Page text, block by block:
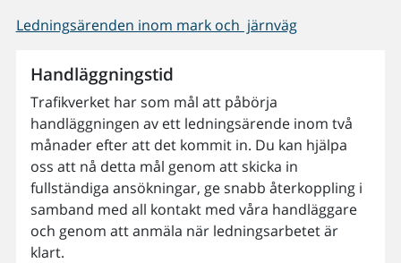
Ledningsärenden inom mark och järnväg
Handläggningstid
Trafikverket har som mål att påbörja
handläggningen av ett ledningsärende inom två
månader efter att det kommit in. Du kan hjälpa
oss att nå detta mål genom att skicka in
fullständiga ansökningar, ge snabb återkoppling i
samband med all kontakt med våra handläggare
och genom att anmäla när ledningsarbetet är
klart.